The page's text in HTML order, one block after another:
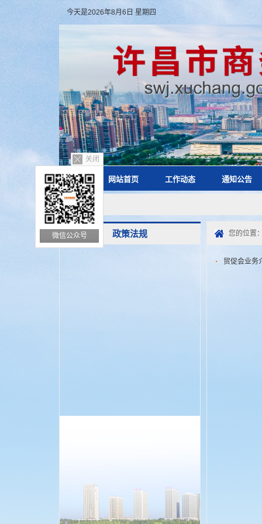
今天是2026年8月6日 星期四
网站首页 工作动态 通知公告
关闭
微信公众号 政策法规 您的位置
贸促会业务